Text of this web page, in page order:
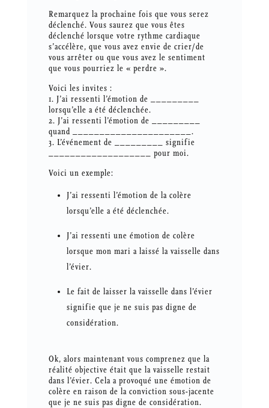
Remarquez la prochaine fois que vous serez
déclenché. Vous saurez que vous êtes
déclenché lorsque votre rythme cardiaque
s’accélère, que vous avez envie de crier/de
vous arrêter ou que vous avez le sentiment
que vous pourriez le « perdre ».
Voici les invites :
1. J’ai ressenti l’émotion de _________
lorsqu’elle a été déclenchée.
2. J’ai ressenti l’émotion de _________
quand ______________________.
3. L’événement de _________ signifie
___________________ pour moi.
Voici un exemple:
J’ai ressenti l’émotion de la colère
lorsqu’elle a été déclenchée.
J’ai ressenti une émotion de colère
lorsque mon mari a laissé la vaisselle dans
l’évier.
Le fait de laisser la vaisselle dans l’évier
signifie que je ne suis pas digne de
considération.
Ok, alors maintenant vous comprenez que la
réalité objective était que la vaisselle restait
dans l’évier. Cela a provoqué une émotion de
colère en raison de la conviction sous-jacente
que je ne suis pas digne de considération.